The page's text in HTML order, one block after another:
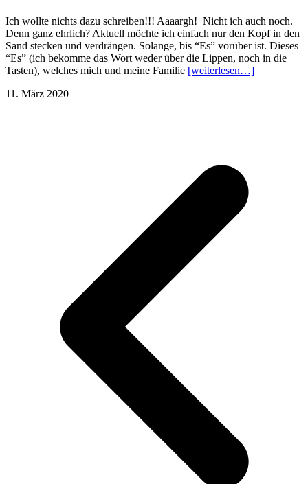
Ich wollte nichts dazu schreiben!!! Aaaargh! Nicht ich auch noch.
Denn ganz ehrlich? Aktuell möchte ich einfach nur den Kopf in den
Sand stecken und verdrängen. Solange, bis “Es” vorüber ist. Dieses
“Es” (ich bekomme das Wort weder über die Lippen, noch in die
Tasten), welches mich und meine Familie [weiterlesen…]
11. März 2020